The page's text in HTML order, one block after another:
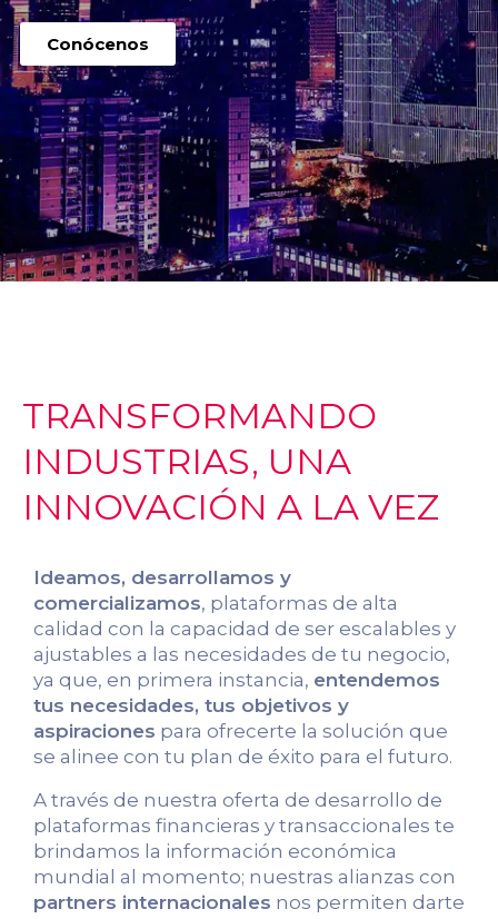
Conócenos
TRANSFORMANDO
INDUSTRIAS, UNA
INNOVACIÓN A LA VEZ
Ideamos, desarrollamos y
comercializamos, plataformas de alta
calidad con la capacidad de ser escalables y
ajustables a las necesidades de tu negocio,
ya que, en primera instancia, entendemos
tus necesidades, tus objetivos y
aspiraciones para ofrecerte la solución que
se alinee con tu plan de éxito para el futuro.
A través de nuestra oferta de desarrollo de
plataformas financieras y transaccionales te
brindamos la información económica
mundial al momento; nuestras alianzas con
partners internacionales nos permiten darte